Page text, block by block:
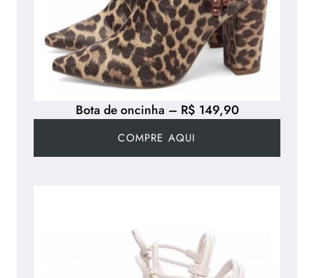
Bota de oncinha – R$ 149,90
COMPRE AQUI